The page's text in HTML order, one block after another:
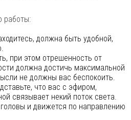
работы:
должна быть удобной,
при этом отрешенность от
должна достичь максимальной
не должны вас беспокоить.
что вас с эфиром,
связывает некий поток света.
и движется по направлению